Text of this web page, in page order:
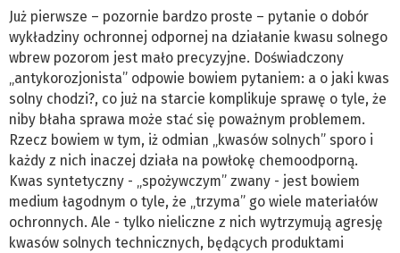
Już pierwsze – pozornie bardzo proste – pytanie o dobór
wykładziny ochronnej odpornej na działanie kwasu solnego
wbrew pozorom jest mało precyzyjne. Doświadczony
„antykorozjonista” odpowie bowiem pytaniem: a o jaki kwas
solny chodzi?, co już na starcie komplikuje sprawę o tyle, że
niby błaha sprawa może stać się poważnym problemem.
Rzecz bowiem w tym, iż odmian „kwasów solnych” sporo i
każdy z nich inaczej działa na powłokę chemoodporną.
Kwas syntetyczny - „spożywczym” zwany - jest bowiem
medium łagodnym o tyle, że „trzyma” go wiele materiałów
ochronnych. Ale - tylko nieliczne z nich wytrzymują agresję
kwasów solnych technicznych, będących produktami